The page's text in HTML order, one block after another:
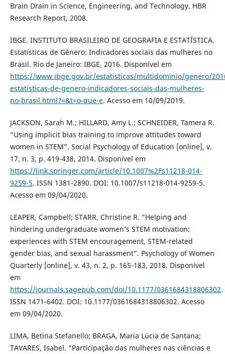
Brain Drain in Science, Engineering, and Technology. HBR
Research Report, 2008.
IBGE. INSTITUTO BRASILEIRO DE GEOGRAFIA E ESTATÍSTICA.
Estatísticas de Gênero: Indicadores sociais das mulheres no
Brasil. Rio de Janeiro: IBGE, 2016. Disponível em
https://www.ibge.gov.br/estatisticas/multidominio/genero/
estatisticas-de-genero-indicadores-sociais-das-mulheres-
no-brasil.html?=&t=o-que-e. Acesso em 10/09/2019.
JACKSON, Sarah M.; HILLARD, Amy L.; SCHNEIDER, Tamera R.
“Using implicit bias training to improve attitudes toward
women in STEM”. Social Psychology of Education [online], v.
17, n. 3, p. 419-438, 2014. Disponível em
https://link.springer.com/article/10.1007%2Fs11218-014-
9259-5. ISSN 1381-2890. DOI: 10.1007/s11218-014-9259-5.
Acesso em 09/04/2020.
LEAPER, Campbell; STARR, Christine R. “Helping and
hindering undergraduate women’s STEM motivation:
experiences with STEM encouragement, STEM-related
gender bias, and sexual harassment”. Psychology of Women
Quarterly [online], v. 43, n. 2, p. 165-183, 2018. Disponível
em
https://journals.sagepub.com/doi/10.1177/0361684318806302.
ISSN 1471-6402. DOI: 10.1177/0361684318806302. Acesso
em 09/04/2020.
LIMA, Betina Stefanello; BRAGA, Maria Lúcia de Santana;
TAVARES, Isabel. “Participação das mulheres nas ciências e